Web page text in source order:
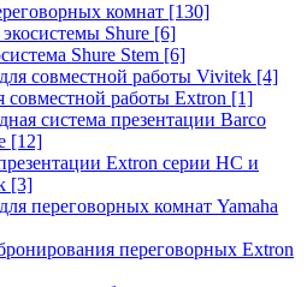
комнат [130]
Shure [6]
Shure Stem [6]
совместной работы Vivitek [4]
работы Extron [1]
система презентации Barco
[12]
Extron серии HC и
[3]
переговорных комнат Yamaha
переговорных Extron